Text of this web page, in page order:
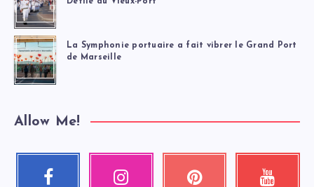
La Symphonie portuaire a fait vibrer le Grand Port
de Marseille
Allow Me!
Facebook Instagram Pinterest
Épinglez
Youtube
Regardez